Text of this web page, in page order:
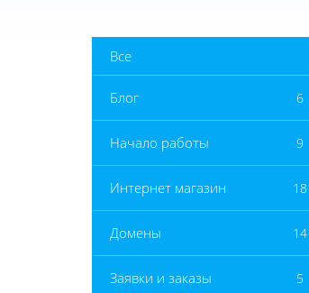
Все
Блог 6
Начало работы 9
Интернет магазин 18
Домены 14
Заявки и заказы 5